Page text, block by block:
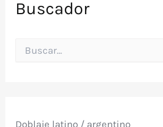
Buscador
Doblaje latino / argentino